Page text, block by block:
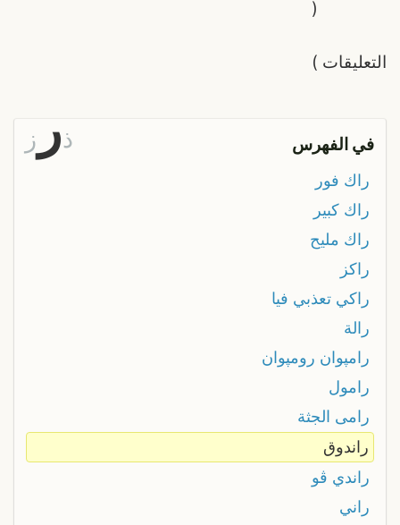
التعليقات
(
)
في الفهرس ذر ز
راك فور
راك كبير
راك مليح
راكز
راكي تعذبي فيا
رالة
رامپوان رومپوان
رامول
رامى الجثة
راندوق
راندي ڤو
راني